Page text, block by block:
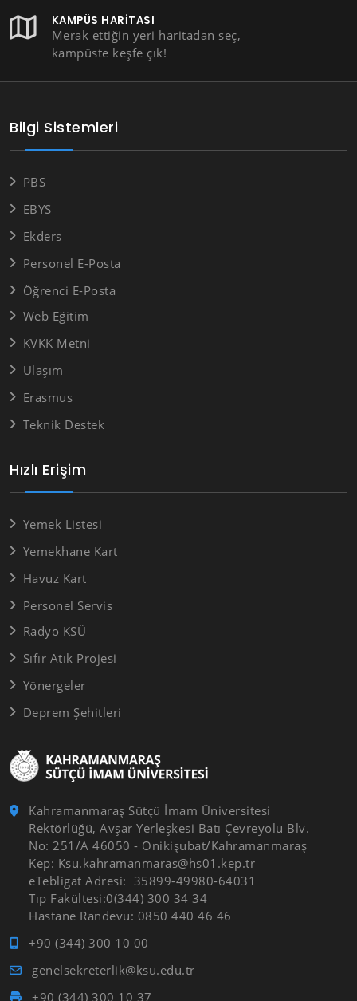
KAMPÜS HARITASI
Merak ettiğin yeri haritadan seç,
kampüste keşfe çık!
Kahramanmaraş Sütçü İmam Üniversitesi
Rektörlüğü, Avşar Yerleşkesi Batı Çevreyolu Blv.
No: 251/A 46050 - Onikişubat/Kahramanmaraş
Kep: Ksu.kahramanmaras@hs01.kep.tr
eTebligat Adresi: 35899-49980-64031
Tıp Fakültesi:0(344) 300 34 34
Hastane Randevu: 0850 440 46 46
+90 (344) 300 10 00
genelsekreterlik@ksu.edu.tr
+90 (344) 300 10 37
Hızlı Erişim
Yemek Listesi
Yemekhane Kart
Havuz Kart
Personel Servis
Radyo KSÜ
Sıfır Atık Projesi
Yönergeler
Deprem Şehitleri
Bilgi Sistemleri
PBS
EBYS
Ekders
Personel E-Posta
Öğrenci E-Posta
Web Eğitim
KVKK Metni
Ulaşım
Erasmus
Teknik Destek